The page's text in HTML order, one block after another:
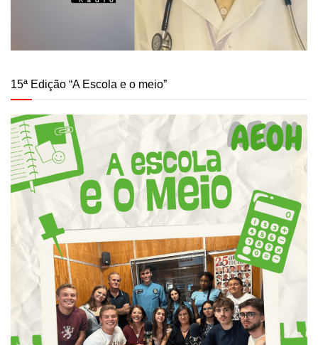
15ª Edição “A Escola e o meio”